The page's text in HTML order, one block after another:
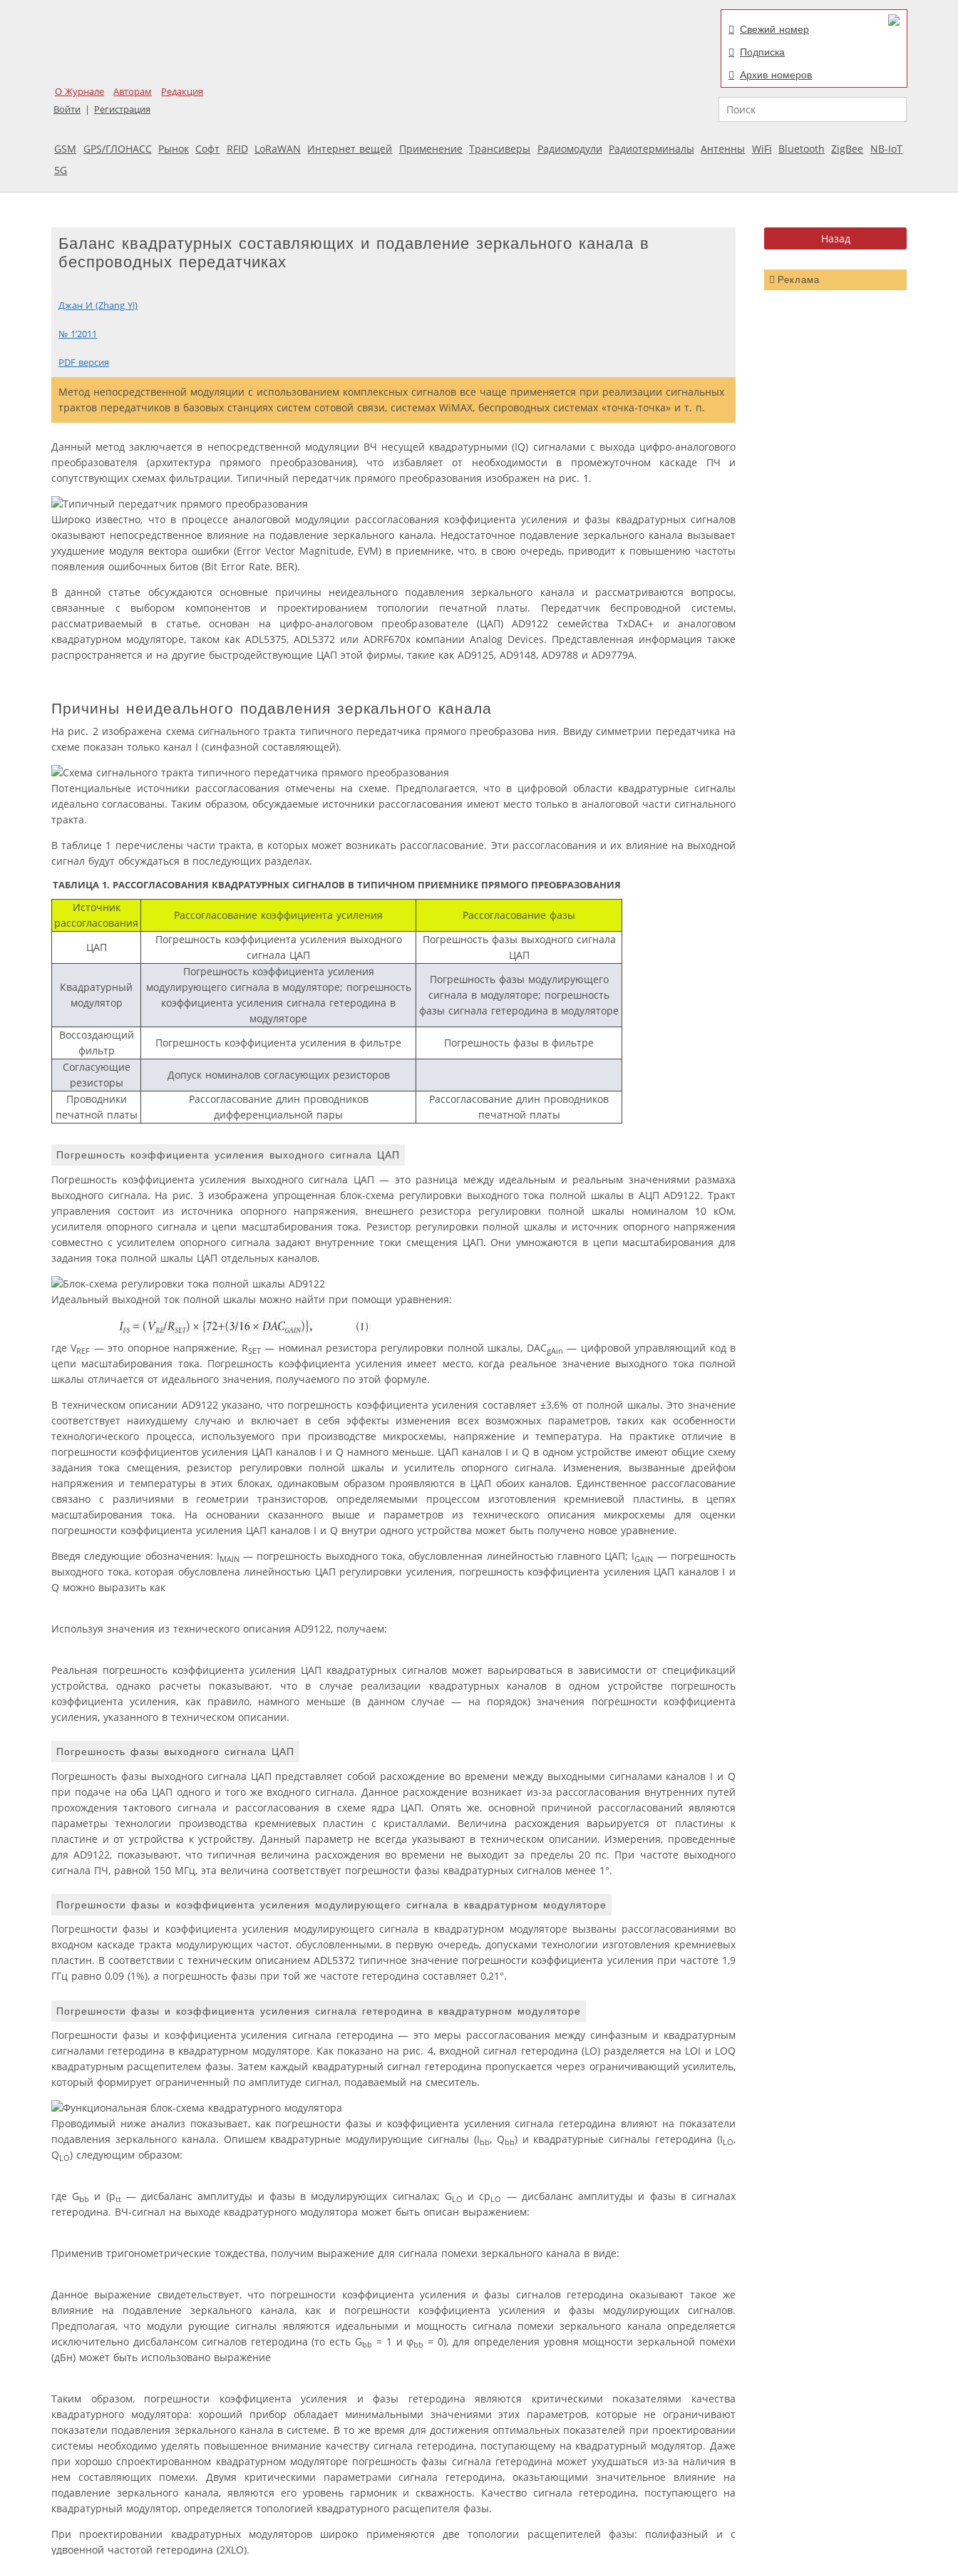
О Журнале Авторам
Редакция
Войти | Регистрация
Свежий номер
Подписка
Архив номеров
Поиск
GSM GPS/ГЛОНАСС Рынок Софт RFID LoRaWAN Интернет вещей Применение Трансиверы Радиомодули Радиотерминалы Антенны WiFi Bluetooth ZigBee
NB-IoT
5G
Реклама
Баланс квадратурных составляющих и подавление зеркального канала в
беспроводных передатчиках
Джан И (Zhang Yi)
№ 1’2011
PDF версия
Mетод непосредственной модуляции с использованием комплексных сигналов все чаще применяется при реализации сигнальных
трактов передатчиков в базовых станциях систем сотовой связи, системах WiMAX, беспроводных системах «точка-точка» и т. п.
Данный метод заключается в непосредственной модуляции ВЧ несущей квадратурными (IQ) сигналами с выхода цифро-аналогового
преобразователя (архитектура прямого преобразования), что избавляет от необходимости в промежуточном каскаде ПЧ и
сопутствующих схемах фильтрации. Типичный передатчик прямого преобразования изображен на рис. 1.
Широко известно, что в процессе аналоговой модуляции рассогласования коэффициента усиления и фазы квадратурных сигналов
оказывают непосредственное влияние на подавление зеркального канала. Недостаточное подавление зеркального канала вызывает
ухудшение модуля вектора ошибки (Error Vector Magnitude, EVM) в приемнике, что, в свою очередь, приводит к повышению частоты
появления ошибочных битов (Bit Error Rate, BER).
В данной статье обсуждаются основные причины неидеального подавления зеркального канала и рассматриваются вопросы,
связанные с выбором компонентов и проектированием топологии печатной платы. Передатчик беспроводной системы,
рассматриваемый в статье, основан на цифро-аналоговом преобразователе (ЦАП) AD9122 семейства TxDAC+ и аналоговом
квадратурном модуляторе, таком как ADL5375, ADL5372 или ADRF670x компании Analog Devices. Представленная информация также
распространяется и на другие быстродействующие ЦАП этой фирмы, такие как AD9125, AD9148, AD9788 и AD9779A.
Причины неидеального подавления зеркального канала
На рис. 2 изображена схема сигнального тракта типичного передатчика прямого преобразова ния. Ввиду симметрии передатчика на
схеме показан только канал I (синфазной составляющей).
Потенциальные источники рассогласования отмечены на схеме. Предполагается, что в цифровой области квадратурные сигналы
идеально согласованы. Таким образом, обсуждаемые источники рассогласования имеют место только в аналоговой части сигнального
тракта.
В таблице 1 перечислены части тракта, в которых может возникать рассогласование. Эти рассогласования и их влияние на выходной
сигнал будут обсуждаться в последующих разделах.
ТАБЛИЦА 1. РАССОГЛАСОВАНИЯ КВАДРАТУРНЫХ СИГНАЛОВ В ТИПИЧНОМ ПРИЕМНИКЕ ПРЯМОГО ПРЕОБРАЗОВАНИЯ
Источник
рассогласования
Рассогласование коэффициента усиления Рассогласование фазы
ЦАП
Погрешность коэффициента усиления выходного
сигнала ЦАП
Погрешность фазы выходного сигнала
ЦАП
Квадратурный
модулятор
Погрешность коэффициента усиления
модулирующего сигнала в модуляторе; погрешность
коэффициента усиления сигнала гетеродина в
модуляторе
Погрешность фазы модулирующего
сигнала в модуляторе; погрешность
фазы сигнала гетеродина в модуляторе
Воссоздающий
фильтр
Погрешность коэффициента усиления в фильтре
Погрешность фазы в фильтре
Согласующие
резисторы
Допуск номиналов согласующих резисторов
Проводники
печатной платы
Рассогласование длин проводников
дифференциальной пары
Рассогласование длин проводников
печатной платы
Погрешность коэффициента усиления выходного сигнала ЦАП
Погрешность коэффициента усиления выходного сигнала ЦАП — это разница между идеальным и реальным значениями размаха
выходного сигнала. На рис. 3 изображена упрощенная блок-схема регулировки выходного тока полной шкалы в АЦП AD9122. Тракт
управления состоит из источника опорного напряжения, внешнего резистора регулировки полной шкалы номиналом 10 кОм,
усилителя опорного сигнала и цепи масштабирования тока. Резистор регулировки полной шкалы и источник опорного напряжения
совместно с усилителем опорного сигнала задают внутренние токи смещения ЦАП. Они умножаются в цепи масштабирования для
задания тока полной шкалы ЦАП отдельных каналов.
Идеальный выходной ток полной шкалы можно найти при помощи уравнения:
где VREF — это опорное напряжение, RSET— номинал резистора регулировки полной шкалы, DACgAin — цифровой управляющий код в
цепи масштабирования тока. Погрешность коэффициента усиления имеет место, когда реальное значение выходного тока полной
шкалы отличается от идеального значения, получаемого по этой формуле.
В техническом описании AD9122 указано, что погрешность коэффициента усиления составляет ±3,6% от полной шкалы. Это значение
соответствует наихудшему случаю и включает в себя эффекты изменения всех возможных параметров, таких как особенности
технологического процесса, используемого при производстве микросхемы, напряжение и температура. На практике отличие в
погрешности коэффициентов усиления ЦАП каналов I и Q намного меньше. ЦАП каналов I и Q в одном устройстве имеют общие схему
задания тока смещения, резистор регулировки полной шкалы и усилитель опорного сигнала. Изменения, вызванные дрейфом
напряжения и температуры в этих блоках, одинаковым образом проявляются в ЦАП обоих каналов. Единственное рассогласование
связано с различиями в геометрии транзисторов, определяемыми процессом изготовления кремниевой пластины, в цепях
масштабирования тока. На основании сказанного выше и параметров из технического описания микросхемы для оценки
погрешности коэффициента усиления ЦАП каналов I и Q внутри одного устройства может быть получено новое уравнение.
Введя следующие обозначения: IMAIN— погрешность выходного тока, обусловленная линейностью главного ЦАП; IGAIN — погрешность
выходного тока, которая обусловлена линейностью ЦАП регулировки усиления, погрешность коэффициента усиления ЦАП каналов I и
Q можно выразить как
Используя значения из технического описания AD9122, получаем:
Реальная погрешность коэффициента усиления ЦАП квадратурных сигналов может варьироваться в зависимости от спецификаций
устройства, однако расчеты показывают, что в случае реализации квадратурных каналов в одном устройстве погрешность
коэффициента усиления, как правило, намного меньше (в данном случае — на порядок) значения погрешности коэффициента
усиления, указанного в техническом описании.
Погрешность фазы выходного сигнала ЦАП
Погрешность фазы выходного сигнала ЦАП представляет собой расхождение во времени между выходными сигналами каналов I и Q
при подаче на оба ЦАП одного и того же входного сигнала. Данное расхождение возникает из-за рассогласования внутренних путей
прохождения тактового сигнала и рассогласования в схеме ядра ЦАП. Опять же, основной причиной рассогласований являются
параметры технологии производства кремниевых пластин с кристаллами. Величина расхождения варьируется от пластины к
пластине и от устройства к устройству. Данный параметр не всегда указывают в техническом описании. Измерения, проведенные
для AD9122, показывают, что типичная величина расхождения во времени не выходит за пределы 20 пс. При частоте выходного
сигнала ПЧ, равной 150 МГц, эта величина соответствует погрешности фазы квадратурных сигналов менее 1°.
Погрешности фазы и коэффициента усиления модулирующего сигнала в квадратурном модуляторе
Погрешности фазы и коэффициента усиления модулирующего сигнала в квадратурном модуляторе вызваны рассогласованиями во
входном каскаде тракта модулирующих частот, обусловленными, в первую очередь, допусками технологии изготовления кремниевых
пластин. В соответствии с техническим описанием ADL5372 типичное значение погрешности коэффициента усиления при частоте 1,9
ГГц равно 0,09 (1%), а погрешность фазы при той же частоте гетеродина составляет 0,21°.
Погрешности фазы и коэффициента усиления сигнала гетеродина в квадратурном модуляторе
Погрешности фазы и коэффициента усиления сигнала гетеродина — это меры рассогласования между синфазным и квадратурным
сигналами гетеродина в квадратурном модуляторе. Как показано на рис. 4, входной сигнал гетеродина (LO) разделяется на LOI и LOQ
квадратурным расщепителем фазы. Затем каждый квадратурный сигнал гетеродина пропускается через ограничивающий усилитель,
который формирует ограниченный по амплитуде сигнал, подаваемый на смеситель.
Проводимый ниже анализ показывает, как погрешности фазы и коэффициента усиления сигнала гетеродина влияют на показатели
подавления зеркального канала. Опишем квадратурные модулирующие сигналы (Ibb, Qbb) и квадратурные сигналы гетеродина (ILO,
QLO) следующим образом:
где Gbb и (ptt— дисбаланс амплитуды и фазы в модулирующих сигналах; GLO и cpLO
— дисбаланс амплитуды и фазы в сигналах
гетеродина. ВЧ-сигнал на выходе квадратурного модулятора может быть описан выражением:
Применив тригонометрические тождества, получим выражение для сигнала помехи зеркального канала в виде:
Данное выражение свидетельствует, что погрешности коэффициента усиления и фазы сигналов гетеродина оказывают такое же
влияние на подавление зеркального канала, как и погрешности коэффициента усиления и фазы модулирующих сигналов.
Предполагая, что модули рующие сигналы являются идеальными и мощность сигнала помехи зеркального канала определяется
исключительно дисбалансом сигналов гетеродина (то есть Gbb = 1 и φbb = 0), для определения уровня мощности зеркальной помехи
(дБн) может быть использовано выражение
Таким образом, погрешности коэффициента усиления и фазы гетеродина являются критическими показателями качества
квадратурного модулятора: хороший прибор обладает минимальными значениями этих параметров, которые не ограничивают
показатели подавления зеркального канала в системе. В то же время для достижения оптимальных показателей при проектировании
системы необходимо уделять повышенное внимание качеству сигнала гетеродина, поступающему на квадратурный модулятор. Даже
при хорошо спроектированном квадратурном модуляторе погрешность фазы сигнала гетеродина может ухудшаться из-за наличия в
нем составляющих помехи. Двумя критическими параметрами сигнала гетеродина, оказьтающими значительное влияние на
подавление зеркального канала, являются его уровень гармоник и скважность. Качество сигнала гетеродина, поступающего на
квадратурный модулятор, определяется топологией квадратурного расщепителя фазы.
При проектировании квадратурных модуляторов широко применяются две топологии расщепителей фазы: полифазный и с
удвоенной частотой гетеродина (2XLO).